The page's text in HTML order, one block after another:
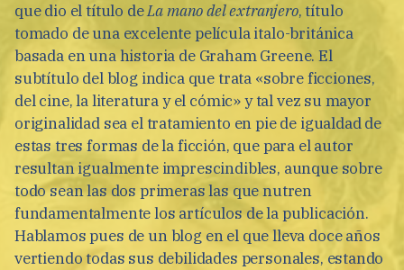
que dio el título deLa mano del extranjero, título
tomado de una excelente película italo-británica
basada en una historia de Graham Greene. El
subtítulo del blog indica que trata «sobre ficciones,
del cine, la literatura y el cómic» y tal vez su mayor
originalidad sea el tratamiento en pie de igualdad de
estas tres formas de la ficción, que para el autor
resultan igualmente imprescindibles, aunque sobre
todo sean las dos primeras las que nutren
fundamentalmente los artículos de la publicación.
Hablamos pues de un blog en el que lleva doce años
vertiendo todas sus debilidades personales, estando